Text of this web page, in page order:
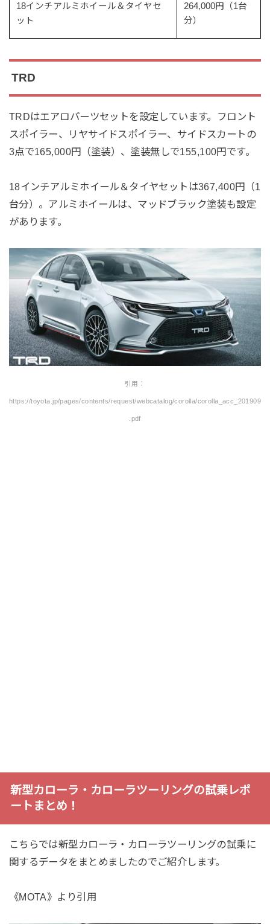
18インチアルミホイール＆タイヤセ
ット
264,000円（1台
分）
TRD
TRDはエアロパーツセットを設定しています。フロント
スポイラー、リヤサイドスポイラー、サイドスカートの
3点で165,000円（塗装）、塗装無しで155,100円です。
18インチアルミホイール＆タイヤセットは367,400円（1
台分）。アルミホイールは、マッドブラック塗装も設定
があります。
引用：
https://toyota.jp/pages/contents/request/webcatalog/corolla/corolla_acc_201909
.pdf
新型カローラ・カローラツーリングの試乗レポ
ートまとめ！
こちらでは新型カローラ・カローラツーリングの試乗に
関するデータをまとめましたのでご紹介します。
《MOTA》より引用